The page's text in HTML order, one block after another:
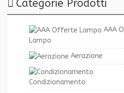
Categorie Prodotti
AAA
Lampo
Aerazione
Condizionamento